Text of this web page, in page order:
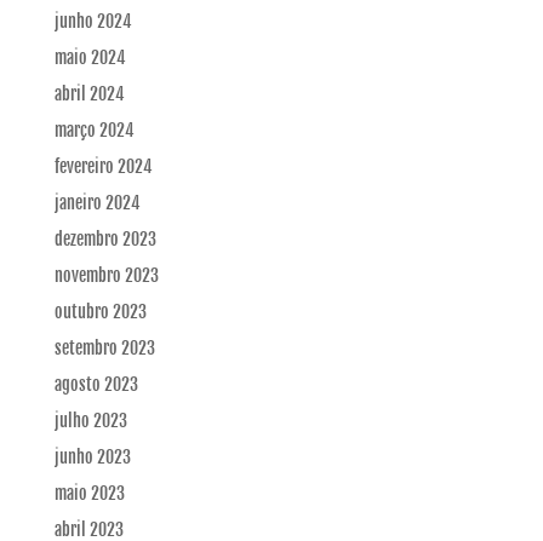
junho 2024
maio 2024
abril 2024
março 2024
fevereiro 2024
janeiro 2024
dezembro 2023
novembro 2023
outubro 2023
setembro 2023
agosto 2023
julho 2023
junho 2023
maio 2023
abril 2023